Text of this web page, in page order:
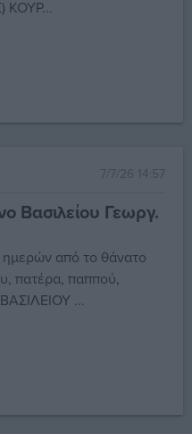
ΚΟΥΡ...
7/7/26 14:57
Βασιλείου Γεωργ.
από το θάνατο
πατέρα, παππού,
...